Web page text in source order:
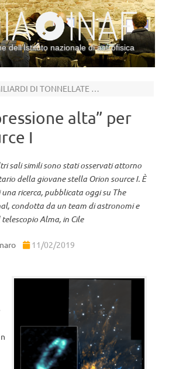
dell’Istituto nazionale di astrofisica
UN MILIARDO DI MILIARDI DI TONNELLATE DI SALE
alta” per
I
sali simili sono stati osservati attorno
della giovane stella Orion source I. È
ricerca, pubblicata oggi su The
condotta da un team di astronomi e
Alma, in Cile
11/02/2019